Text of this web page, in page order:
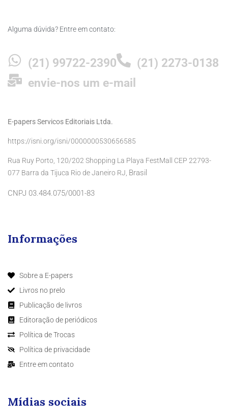
Alguma dúvida? Entre em contato:
(21) 99722-2390
(21) 2273-0138
envie-nos um e-mail
E-papers Servicos Editoriais Ltda.
https://isni.org/isni/0000000530656585
Rua Ruy Porto, 120/202 Shopping La Playa FestMall CEP 22793-
077 Barra da Tijuca Rio de Janeiro RJ, Brasil
CNPJ 03.484.075/0001-83
Informações
Sobre a E-papers
Livros no prelo
Publicação de livros
Editoração de periódicos
Política de Trocas
Política de privacidade
Entre em contato
Mídias sociais